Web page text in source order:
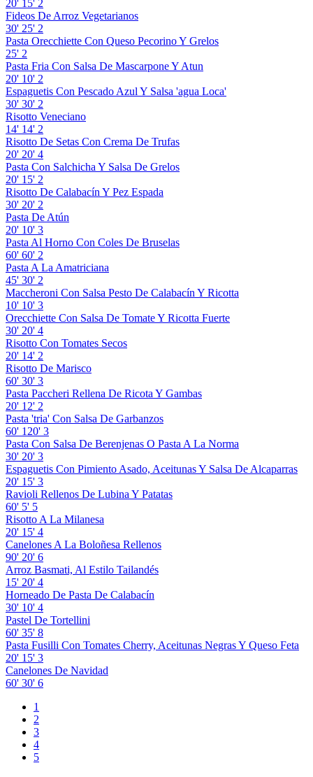
20' 15' 2
Fideos De Arroz Vegetarianos
30' 25' 2
Pasta Orecchiette Con Queso Pecorino Y Grelos
25' 2
Pasta Fria Con Salsa De Mascarpone Y Atun
20' 10' 2
Espaguetis Con Pescado Azul Y Salsa 'agua Loca'
30' 30' 2
Risotto Veneciano
14' 14' 2
Risotto De Setas Con Crema De Trufas
20' 20' 4
Pasta Con Salchicha Y Salsa De Grelos
20' 15' 2
Risotto De Calabacín Y Pez Espada
30' 20' 2
Pasta De Atún
20' 10' 3
Pasta Al Horno Con Coles De Bruselas
60' 60' 2
Pasta A La Amatriciana
45' 30' 2
Maccheroni Con Salsa Pesto De Calabacín Y Ricotta
10' 10' 3
Orecchiette Con Salsa De Tomate Y Ricotta Fuerte
30' 20' 4
Risotto Con Tomates Secos
20' 14' 2
Risotto De Marisco
60' 30' 3
Pasta Paccheri Rellena De Ricota Y Gambas
20' 12' 2
Pasta 'tria' Con Salsa De Garbanzos
60' 120' 3
Pasta Con Salsa De Berenjenas O Pasta A La Norma
30' 20' 3
Espaguetis Con Pimiento Asado, Aceitunas Y Salsa De Alcaparras
20' 15' 3
Ravioli Rellenos De Lubina Y Patatas
60' 5' 5
Risotto A La Milanesa
20' 15' 4
Canelones A La Boloñesa Rellenos
90' 20' 6
Arroz Basmati, Al Estilo Tailandés
15' 20' 4
Horneado De Pasta De Calabacín
30' 10' 4
Pastel De Tortellini
60' 35' 8
Pasta Fusilli Con Tomates Cherry, Aceitunas Negras Y Queso Feta
20' 15' 3
Canelones De Navidad
60' 30' 6
1
2
3
4
5